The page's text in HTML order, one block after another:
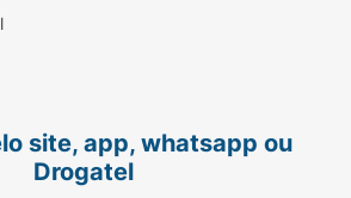
site, app, whatsapp ou
Drogatel